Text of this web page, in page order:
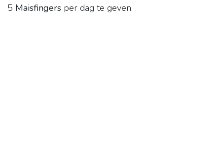
5 Maisfingers per dag te geven.